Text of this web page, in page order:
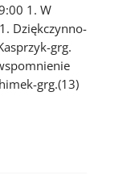
1. W
Dziękczynno-
grg.
grg.(13)